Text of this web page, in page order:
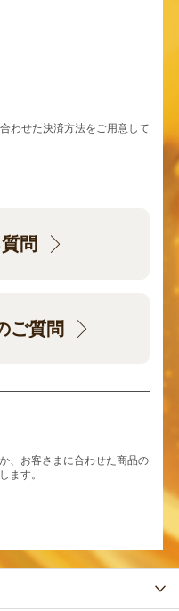
わせた決済方法をご用意して
問
ご質問
、お客さまに合わせた商品の
ます。